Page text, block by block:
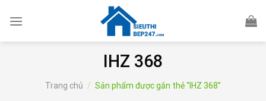
IHZ 368
Trang chủ / Sản phẩm được gắn thẻ “IHZ 368”